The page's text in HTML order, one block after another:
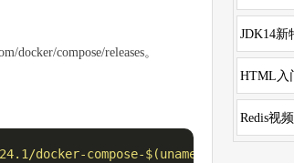
compose/releases。
docker-compose-$(uname -s)-$(uname -
JDK14新
HTML入
Redis视